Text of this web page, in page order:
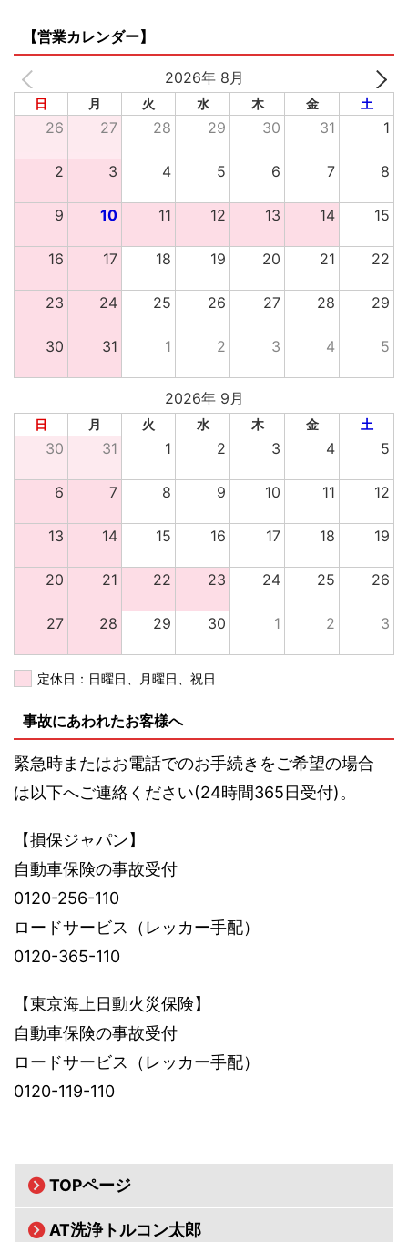
【営業カレンダー】
2026年 8月
日 月 火 水 木 金 土
26 27 28 29 30 31 1
2 3 4 5 6 7 8
9 10 11 12 13 14 15
16 17 18 19 20 21 22
23 24 25 26 27 28 29
30 31 1 2 3 4 5
2026年 9月
日 月 火 水 木 金 土
30 31 1 2 3 4 5
6 7 8 9 10 11 12
13 14 15 16 17 18 19
20 21 22 23 24 25 26
27 28 29 30 1 2 3
定休日：日曜日、月曜日、祝日
事故にあわれたお客様へ
緊急時またはお電話でのお手続きをご希望の場合
は以下へご連絡ください(24時間365日受付)。
【損保ジャパン】
自動車保険の事故受付
0120-256-110
ロードサービス（レッカー手配）
0120-365-110
【東京海上日動火災保険】
自動車保険の事故受付
ロードサービス（レッカー手配）
0120-119-110
TOPページ
AT洗浄トルコン太郎